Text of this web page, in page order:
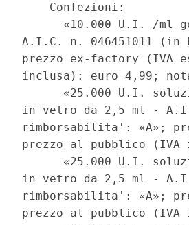
    Confezioni:
«10.000 U.I. /ml
A.I.C. n. 046451011
prezzo ex-factory (IVA
inclusa): euro 4,99;
«25.000 U.I.
in vetro da 2,5 ml -
rimborsabilita': «A»;
prezzo al pubblico
«25.000 U.I.
in vetro da 2,5 ml -
rimborsabilita': «A»;
prezzo al pubblico